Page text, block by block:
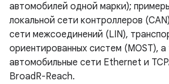
автомобилей одной марки);
локальной сети контроллеров
сети межсоединений (LIN),
ориентированных систем (MOST), а
автомобильные сети Ethernet и
BroadR-Reach.